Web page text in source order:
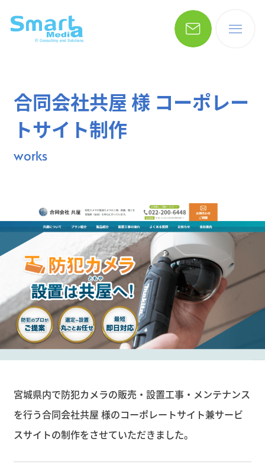
合同会社共屋 様 コーポレー
トサイト制作
works
宮城県内で防犯カメラの販売・設置工事・メンテナンス
を行う合同会社共屋 様のコーポレートサイト兼サービ
スサイトの制作をさせていただきました。